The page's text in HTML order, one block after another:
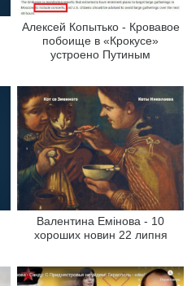
Алексей Копытько - Кровавое
побоище в «Крокусе»
устроено Путиным
Валентина Емінова - 10
хороших новин 22 липня